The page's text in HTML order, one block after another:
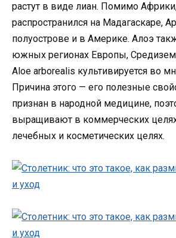
растут в виде лиан. Помимо
распространился на Мадагаскаре,
полуострове и в Америке. Алоэ
южных регионах Европы,
Aloe arborealis культивируется во
Причина этого — его полезные
признан в народной медицине,
выращивают в коммерческих
лечебных и косметических целях.